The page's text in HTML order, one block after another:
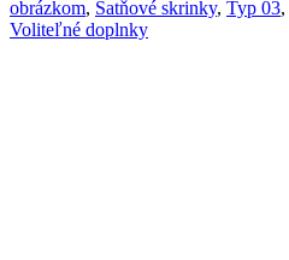
farebná
s
obrázkom, Šatňové skrinky, Typ 03,
Voliteľné doplnky